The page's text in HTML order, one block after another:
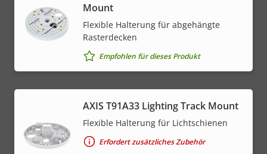
Mount
Flexible Halterung für abgehängte
Rasterdecken
Empfohlen für dieses Produkt
AXIS T91A33 Lighting Track Mount
Flexible Halterung für Lichtschienen
Erfordert zusätzliches Zubehör